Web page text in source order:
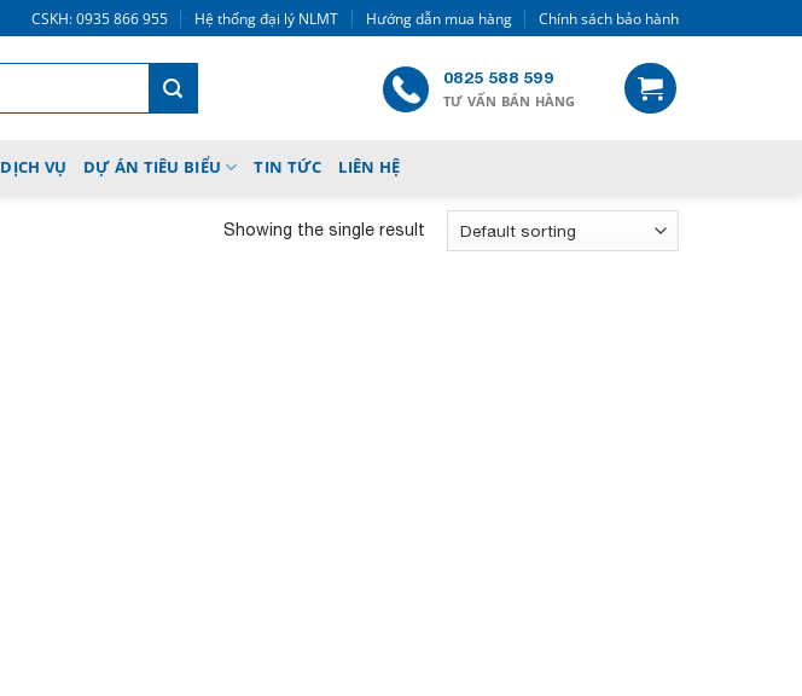
CSKH: 0935 866 955 Hệ thống đại lý NLMT Hướng dẫn mua hàng Chính sách bảo hành
0825 588 599
TƯ VẤN BÁN HÀNG
DỊCH VỤ DỰ ÁN TIÊU BIỂU TIN TỨC LIÊN HỆ
Showing the single result